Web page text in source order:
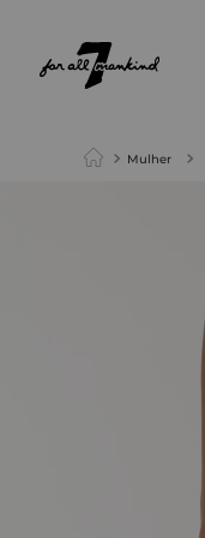
Mulher